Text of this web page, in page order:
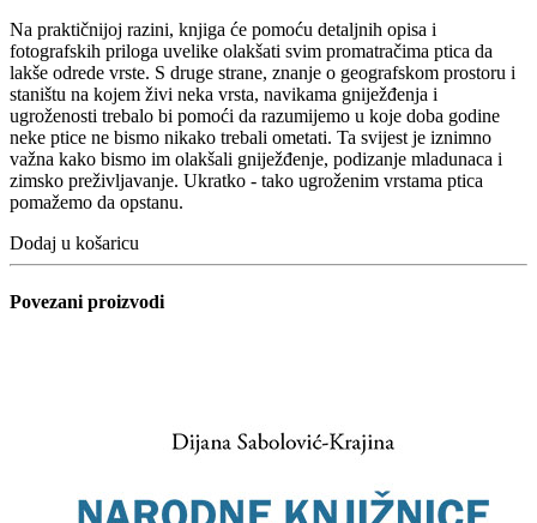
Na praktičnijoj razini, knjiga će pomoću detaljnih opisa i
fotografskih priloga uvelike olakšati svim promatračima ptica da
lakše odrede vrste. S druge strane, znanje o geografskom prostoru i
staništu na kojem živi neka vrsta, navikama gniježđenja i
ugroženosti trebalo bi pomoći da razumijemo u koje doba godine
neke ptice ne bismo nikako trebali ometati. Ta svijest je iznimno
važna kako bismo im olakšali gniježđenje, podizanje mladunaca i
zimsko preživljavanje. Ukratko - tako ugroženim vrstama ptica
pomažemo da opstanu.
Dodaj u košaricu
Povezani proizvodi